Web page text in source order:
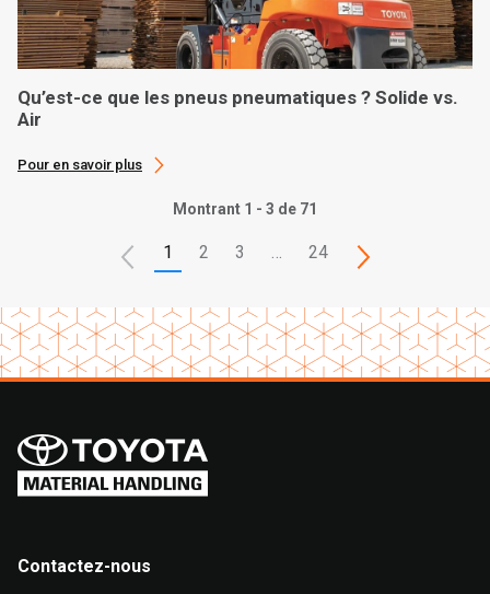
Qu’est-ce que les pneus pneumatiques ? Solide vs.
Air
Pour en savoir plus
Montrant 1 - 3 de 71
1 2 3 24
Contactez-nous